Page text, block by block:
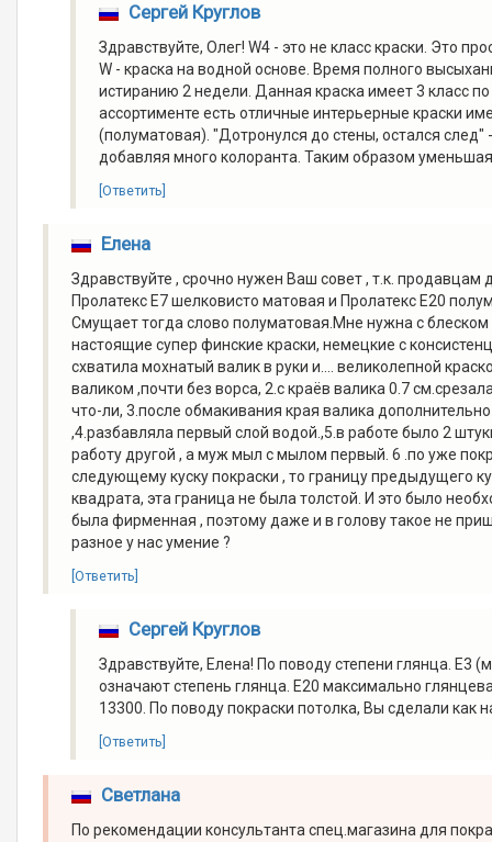
Сергей Круглов
Здравствуйте, Олег! W4 - это не класс краски. Это
W - краска на водной основе. Время полного
истиранию 2 недели. Данная краска имеет 3 класс
ассортименте есть отличные интерьерные краски
(полуматовая). "Дотронулся до стены, остался
добавляя много колоранта. Таким образом
[Ответить]
Елена
Здравствуйте , срочно нужен Ваш совет , т.к.
Пролатекс Е7 шелковисто матовая и Пролатекс Е20
Смущает тогда слово полуматовая.Мне нужна с
настоящие супер финские краски, немецкие с
схватила мохнатый валик в руки и.... великолепной
валиком ,почти без ворса, 2.с краёв валика 0.7
что-ли, 3.после обмакивания края валика
,4.разбавляла первый слой водой.,5.в работе было 2
работу другой , а муж мыл с мылом первый. 6 .по уже
следующему куску покраски , то границу предыдущего
квадрата, эта граница не была толстой. И это было
была фирменная , поэтому даже и в голову такое не
разное у нас умение ?
[Ответить]
Сергей Круглов
Здравствуйте, Елена! По поводу степени глянца.
означают степень глянца. Е20 максимально
13300. По поводу покраски потолка, Вы сделали
[Ответить]
Светлана
По рекомендации консультанта спец.магазина для